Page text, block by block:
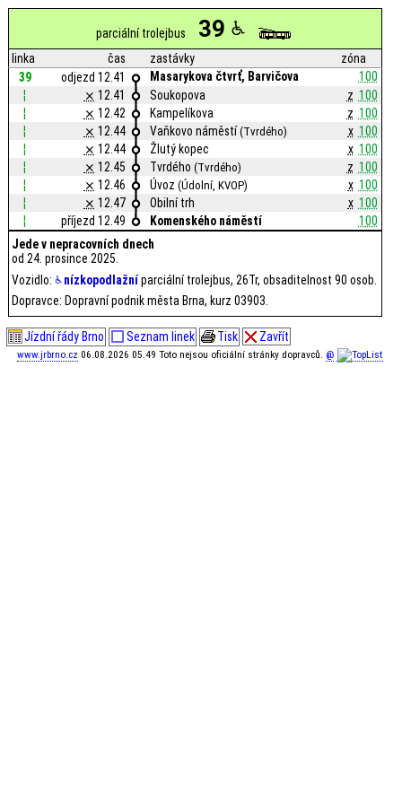
parciální trolejbus 39
linka čas zastávky
zóna
39
odjezd 12.41 Masarykova čtvrť, Barvičova
100
¦
⨯ 12.41 Soukopova z 100
¦
⨯ 12.42 Kampelíkova z 100
¦
⨯ 12.44 Vaňkovo náměstí(Tvrdého) x 100
¦
⨯ 12.44 Žlutý kopec x 100
¦
⨯ 12.45 Tvrdého(Tvrdého) z 100
¦
⨯ 12.46 Úvoz(Údolní, KVOP) x 100
¦
⨯ 12.47 Obilní trh x 100
¦
příjezd 12.49 Komenského náměstí
100
Jede v nepracovních dnech
od 24. prosince 2025.
Vozidlo: nízkopodlažníparciální trolejbus, 26Tr, obsaditelnost 90 osob.
Dopravce: Dopravní podnik města Brna, kurz 03903.
Jízdní řády Brno Seznam linek Tisk Zavřít
www.jrbrno.cz 06.08.2026 05.49 Toto nejsou oficiální stránky dopravců. @